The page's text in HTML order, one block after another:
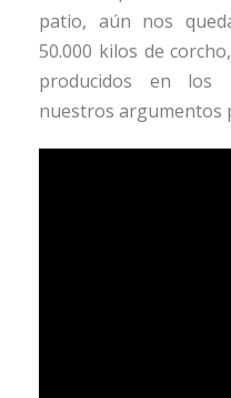
patio, aún nos
50.000 kilos de
producidos en los
nuestros argumentos